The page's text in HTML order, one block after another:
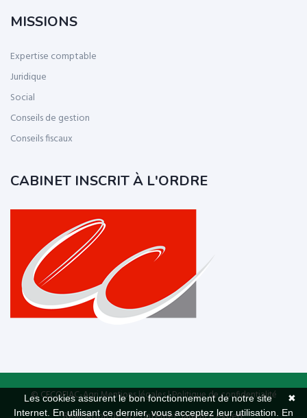
MISSIONS
Expertise comptable
Juridique
Social
Conseils de gestion
Conseils fiscaux
CABINET INSCRIT À L'ORDRE
© CECOFIAC-AgriMentions légales|Politique de confidentialité ✖
Les cookies assurent le bon fonctionnement de notre site
Internet. En utilisant ce dernier, vous acceptez leur utilisation. En